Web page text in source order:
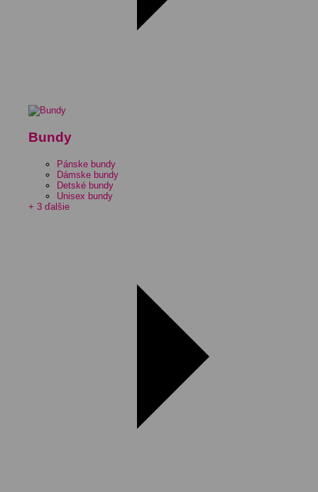
Bundy
Pánske bundy
Dámske bundy
Detské bundy
Unisex bundy
+ 3 ďalšie